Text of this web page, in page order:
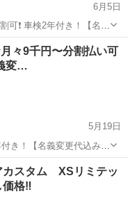
6月5日
❗️ 車検2年付き！【名義
ミテッドⅡ☆走行10万キ
付き☆便利な電動スライ
々9千円〜分割払い可
変…
5月19日
き！【名義変更代込み】
ビ付き☆走行中DVD見
付き☆スマートキー☆便
スタム XSリミテッ
価格‼︎